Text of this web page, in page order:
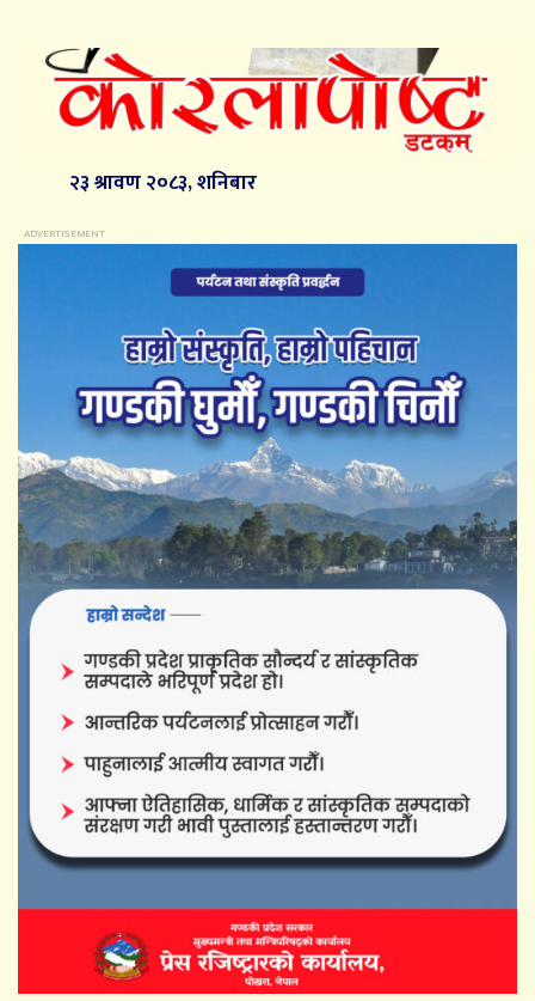
२३ श्रावण २०८३, शनिबार